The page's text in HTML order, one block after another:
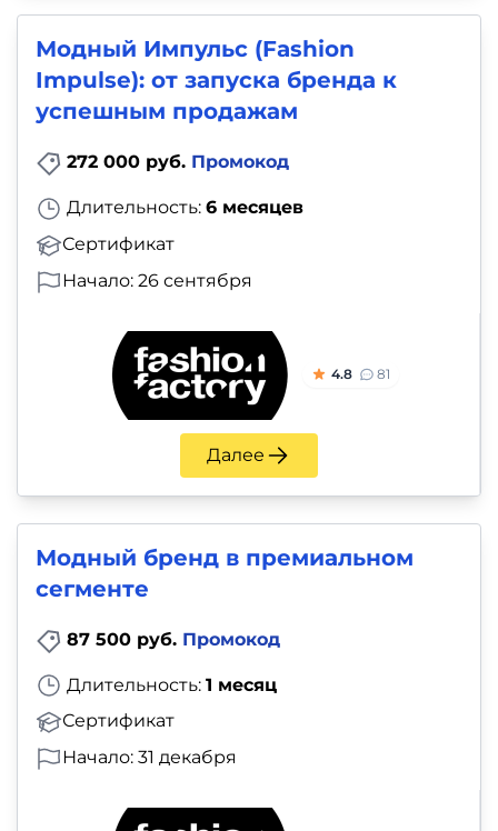
Модный Импульс (Fashion
Impulse): от запуска бренда к
успешным продажам
272 000 руб. Промокод
Длительность: 6 месяцев
Сертификат
Начало: 26 сентября
4.8 81
Далее
Модный бренд в премиальном
сегменте
87 500 руб. Промокод
Длительность: 1 месяц
Сертификат
Начало: 31 декабря